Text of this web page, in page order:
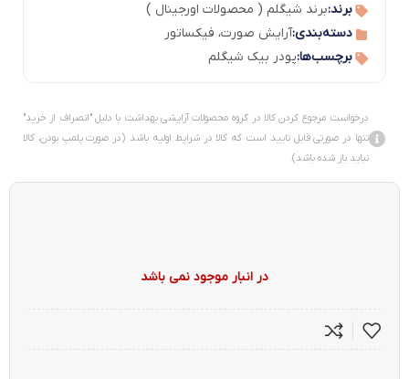
برند:برند شیگلم ( محصولات اورجینال )
دسته‌بندی:آرایش صورت، فیکساتور
برچسب‌ها:پودر بیک شیگلم
درخواست مرجوع کردن کالا در گروه محصولات آرایشی بهداشت با دلیل "انصراف از خرید"
تنها در صورتی قابل تایید است که کالا در شرایط اولیه باشد (در صورت پلمپ بودن، کالا
نباید باز شده باشد).
در انبار موجود نمی باشد